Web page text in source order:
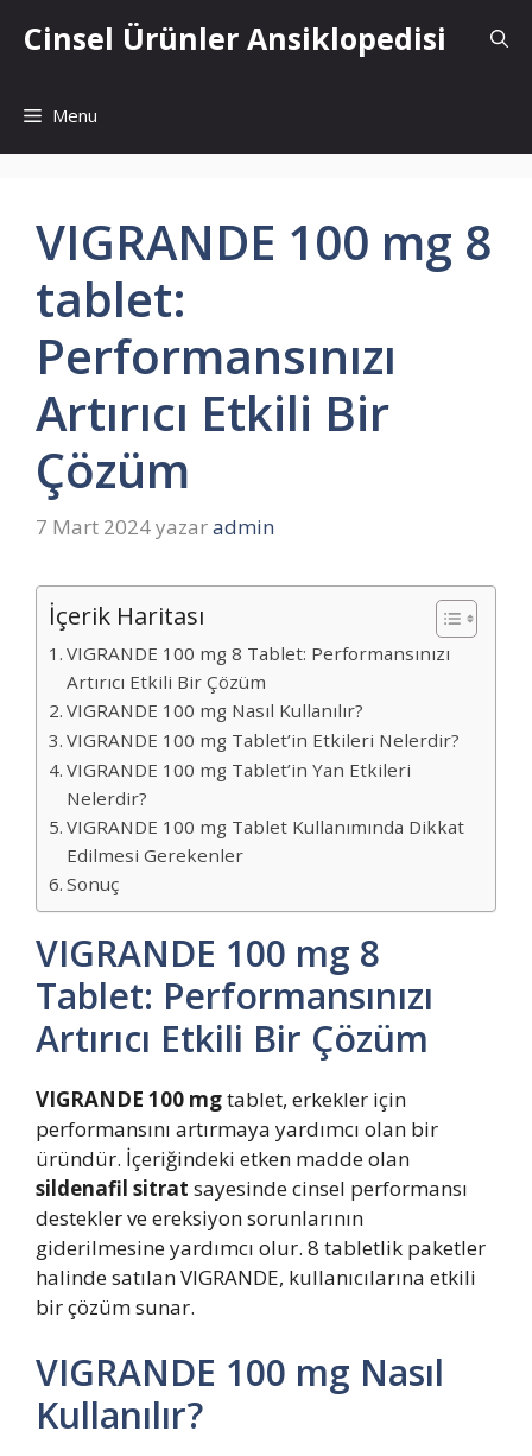
atlaCinsel Ürünler Ansiklopedisi
Menu
VIGRANDE 100 mg 8
tablet:
Performansınızı
Artırıcı Etkili Bir
Çözüm
7 Mart 2024yazaradmin
İçerik Haritası
VIGRANDE 100 mg 8 Tablet: Performansınızı
Artırıcı Etkili Bir Çözüm
VIGRANDE 100 mg Nasıl Kullanılır?
VIGRANDE 100 mg Tablet’in Etkileri Nelerdir?
VIGRANDE 100 mg Tablet’in Yan Etkileri
Nelerdir?
VIGRANDE 100 mg Tablet Kullanımında Dikkat
Edilmesi Gerekenler
Sonuç
VIGRANDE 100 mg 8
Tablet: Performansınızı
Artırıcı Etkili Bir Çözüm
VIGRANDE 100 mgtablet, erkekler için
performansını artırmaya yardımcı olan bir
üründür. İçeriğindeki etken madde olan
sildenafil sitrat sayesinde cinsel performansı
destekler ve ereksiyon sorunlarının
giderilmesine yardımcı olur. 8 tabletlik paketler
halinde satılan VIGRANDE, kullanıcılarına etkili
bir çözüm sunar.
VIGRANDE 100 mg Nasıl
Kullanılır?